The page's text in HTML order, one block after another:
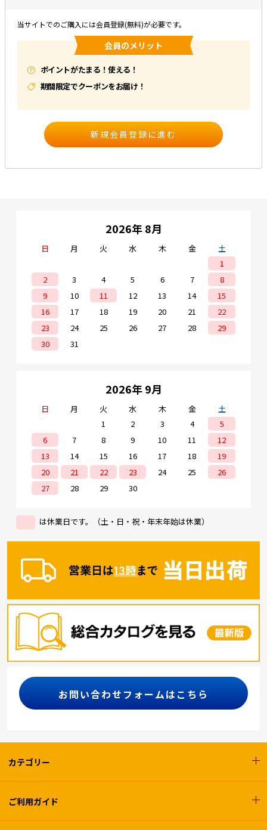
その他
e431オリジナル
暑さ対策
販売終了品
当サイトでのご購入には会員登録(無料)が必要です。
会員のメリット
ポイントがたまる！使える！
期間限定でクーポンをお届け！
2026年 8月
日 月 火 水 木 金
土
1
2
3 4 5 6 7
8
9
10 11 12 13 14
15
16
17 18 19 20 21
22
23
24 25 26 27 28
29
30
31
2026年 9月
日 月 火 水 木 金
土
1
2 3 4
5
6
7 8 9 10 11
12
13
14 15 16 17 18
19
20
21 22 23 24 25
26
27
28 29 30
は休業日です。（土・日・祝・年末年始は休業）
お問い合わせフォームはこちら
カテゴリー
ご利用ガイド